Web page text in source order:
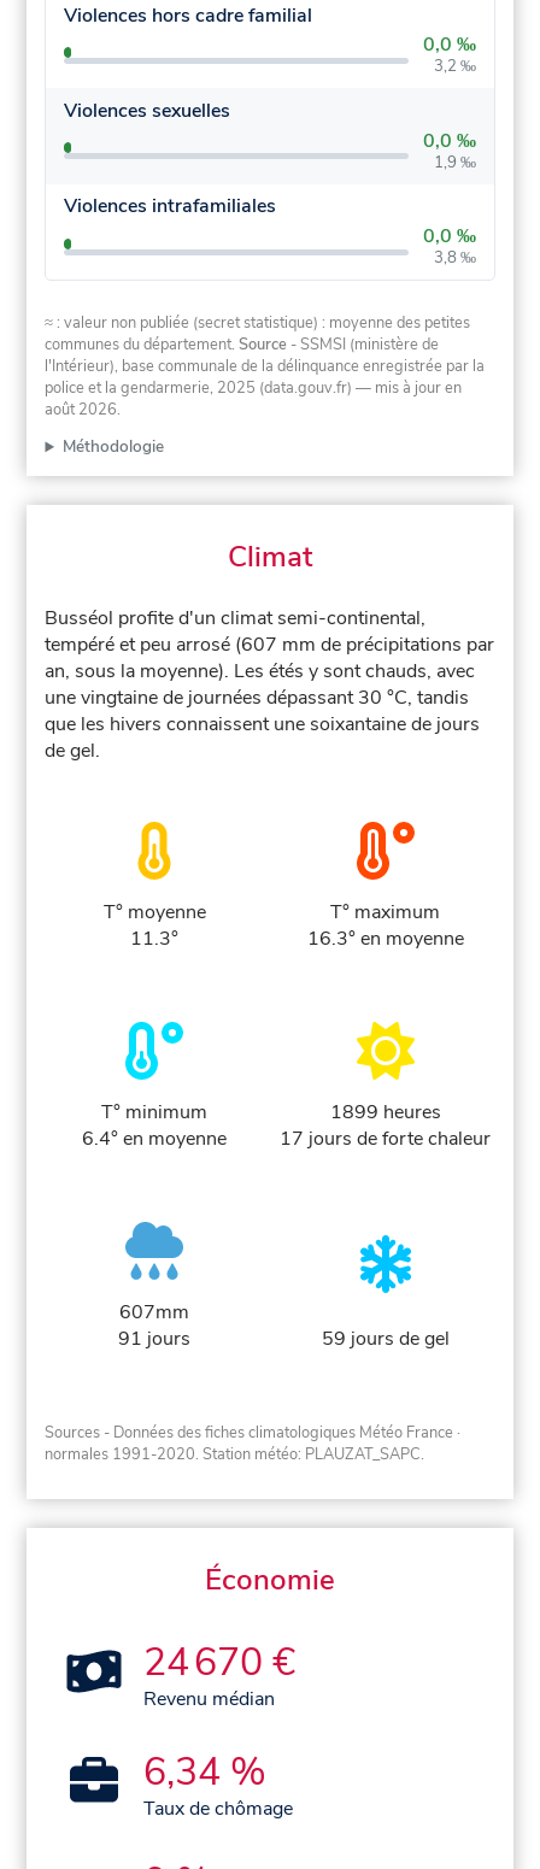
Violences hors cadre familial
0,0 ‰
3,2 ‰
Violences sexuelles
0,0 ‰
1,9 ‰
Violences intrafamiliales
0,0 ‰
3,8 ‰
≈ : valeur non publiée (secret statistique) : moyenne des petites
communes du département.Source - SSMSI (ministère de
l'Intérieur), base communale de la délinquance enregistrée par la
police et la gendarmerie, 2025 (data.gouv.fr) — mis à jour en
août 2026.
Méthodologie
Climat
Busséol profite d'un climat semi-continental,
tempéré et peu arrosé (607 mm de précipitations par
an, sous la moyenne). Les étés y sont chauds, avec
une vingtaine de journées dépassant 30 °C, tandis
que les hivers connaissent une soixantaine de jours
de gel.
T° moyenne
11.3°
T° maximum
16.3° en moyenne
T° minimum
6.4° en moyenne
1899 heures
17 jours de forte chaleur
607mm
91 jours
59 jours de gel
Sources - Données des fiches climatologiques Météo France ·
normales 1991-2020. Station météo: PLAUZAT_SAPC.
Économie
24 670 €
Revenu médian
6,34 %
Taux de chômage